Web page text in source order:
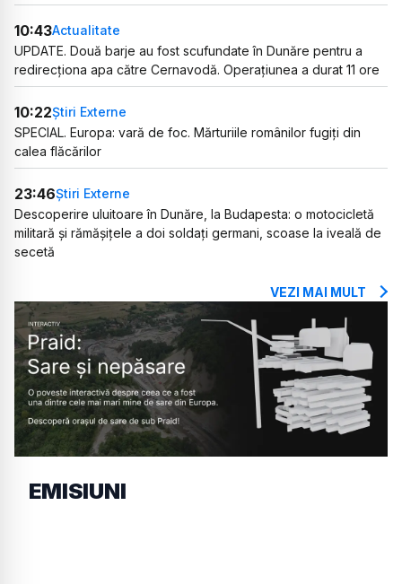
10:43Actualitate
UPDATE. Două barje au fost scufundate în Dunăre pentru a
redirecționa apa către Cernavodă. Operațiunea a durat 11 ore
10:22Știri Externe
SPECIAL. Europa: vară de foc. Mărturiile românilor fugiți din
calea flăcărilor
23:46Știri Externe
Descoperire uluitoare în Dunăre, la Budapesta: o motocicletă
militară și rămășițele a doi soldați germani, scoase la iveală de
secetă
VEZI MAI MULT
EMISIUNI